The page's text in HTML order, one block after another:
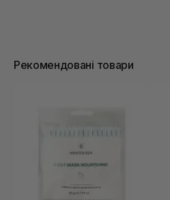
Рекомендовані товари